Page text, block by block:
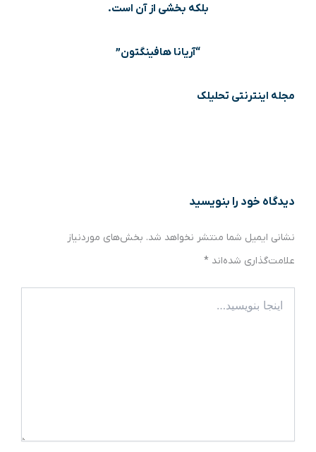
بلکه بخشی از آن است.
“آریانا هافینگتون”
مجله اینترنتی تحلیلک
دیدگاه‌ خود را بنویسید
نشانی ایمیل شما منتشر نخواهد شد. بخش‌های موردنیاز
علامت‌گذاری شده‌اند *
بنویسید…